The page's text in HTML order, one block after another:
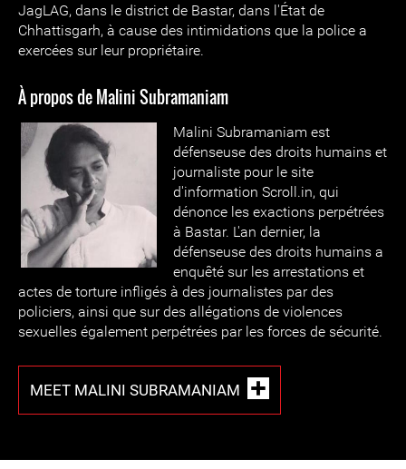
JagLAG, dans le district de Bastar, dans l'État de
Chhattisgarh, à cause des intimidations que la police a
exercées sur leur propriétaire.
À propos de Malini Subramaniam
Malini Subramaniam est
défenseuse des droits humains et
journaliste pour le site
d'information Scroll.in, qui
dénonce les exactions perpétrées
à Bastar. L'an dernier, la
défenseuse des droits humains a
enquêté sur les arrestations et
actes de torture infligés à des journalistes par des
policiers, ainsi que sur des allégations de violences
sexuelles également perpétrées par les forces de sécurité.
MEET MALINI SUBRAMANIAM